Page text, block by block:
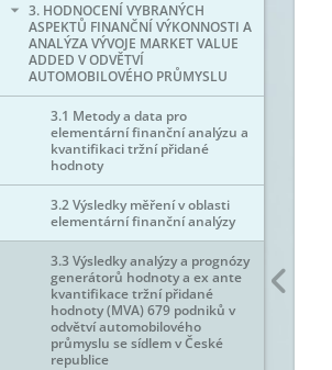
3. HODNOCENÍ VYBRANÝCH
ASPEKTŮ FINANČNÍ VÝKONNOSTI A
ANALÝZA VÝVOJE MARKET VALUE
ADDED V ODVĚTVÍ
AUTOMOBILOVÉHO PRŮMYSLU
3.1 Metody a data pro
elementární finanční analýzu a
kvantifikaci tržní přidané
hodnoty
3.2 Výsledky měření v oblasti
elementární finanční analýzy
3.3 Výsledky analýzy a prognózy
generátorů hodnoty a ex ante
kvantifikace tržní přidané
hodnoty (MVA) 679 podniků v
odvětví automobilového
průmyslu se sídlem v České
republice